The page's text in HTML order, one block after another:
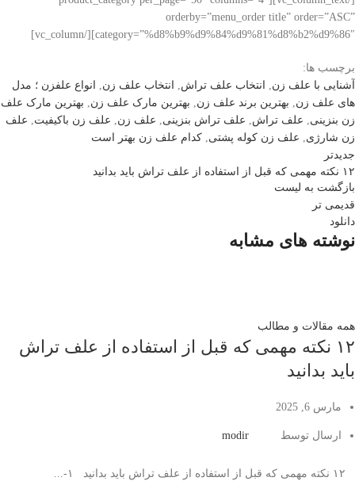
orderby=”menu_order title” order=”ASC”
category=”%d8%b9%d9%84%d9%81%d8%b2%d9%86″][/vc_column]
برچسب ها:
آشنایی با علف زن
انتخاب علف تراش انتخاب علف زن
انواع علفزن ؛ مدل
های علف زن
بهترین برند علف زن بهترین مارک علف زن
بهترین مارک علف
زن بنزینی
علف تراش علف تراش بنزینی علف زن علف زن باکیفیت
علف
زن شارژی
علف زن کوله پشتی کدام علف زن بهتر است
جدیدتر
۱۲ نکته مهمی که قبل از استفاده از علف تراش باید بدانید
بازگشت به لیست
قدیمی تر
دانلود
نوشته های مشابه
همه مقالات و مطالب
۱۲ نکته مهمی که قبل از استفاده از علف تراش
باید بدانید
مارس 6, 2025
ارسال توسط modir